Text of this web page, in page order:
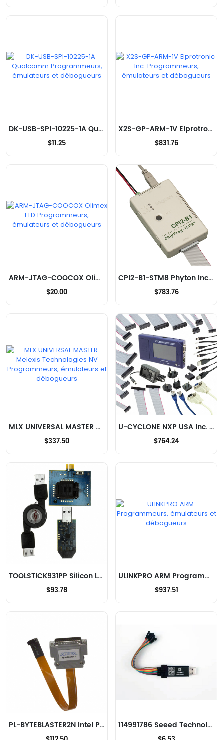
DK-USB-SPI-10225-1A Qualcomm Programmeurs, émulateurs et débogueurs
$11.25
X2S-GP-ARM-1V Elprotronic Inc. Programmeurs, émulateurs et débogueurs
$831.76
ARM-JTAG-COOCOX Olimex LTD Programmeurs, émulateurs et débogueurs
$20.00
CPI2-B1-STM8 Phyton Inc. Programmeurs, émulateurs et débogueurs
$783.76
MLX UNIVERSAL MASTER Melexis Technologies NV Programmeurs, émulateurs et débogueurs
$337.50
U-CYCLONE NXP USA Inc. Programmeurs, émulateurs et débogueurs
$764.24
TOOLSTICK931PP Silicon Labs Programmeurs, émulateurs et débogueurs
$93.78
ULINKPRO ARM Programmeurs, émulateurs et débogueurs
$937.51
PL-BYTEBLASTER2N Intel Programmeurs, émulateurs et débogueurs 114991786 Seeed Technology Co., Ltd Programmeurs, émulateurs et débogueurs